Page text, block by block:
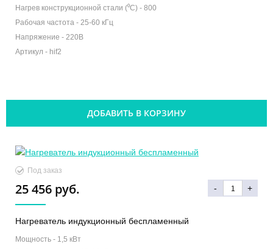
Нагрев конструкционной стали (⁰С) - 800
Рабочая частота - 25-60 кГц
Напряжение - 220В
Артикул - hif2
ДОБАВИТЬ В КОРЗИНУ
Под заказ
25 456 руб. - +
Нагреватель индукционный беспламенный
Мощность - 1,5 кВт